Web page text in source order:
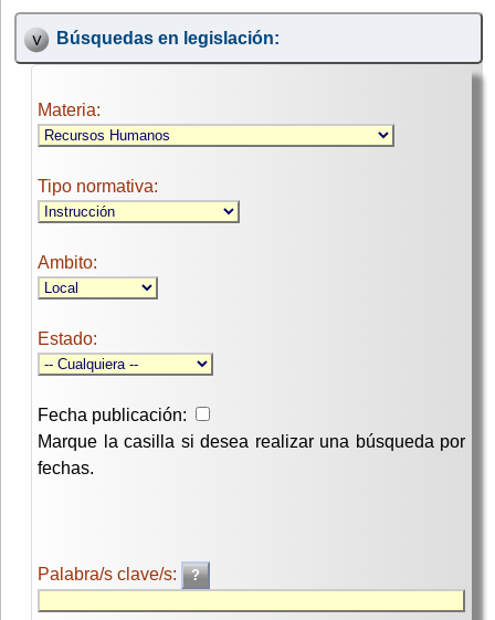
Búsquedas en legislación:
Materia:
Tipo normativa:
Ambito:
Estado:
Fecha publicación:
Marque la casilla si desea realizar una búsqueda por
fechas.
Palabra/s clave/s: